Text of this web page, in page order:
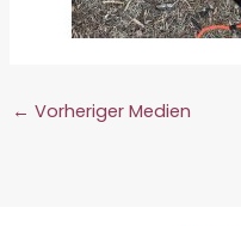
← Vorheriger Medien